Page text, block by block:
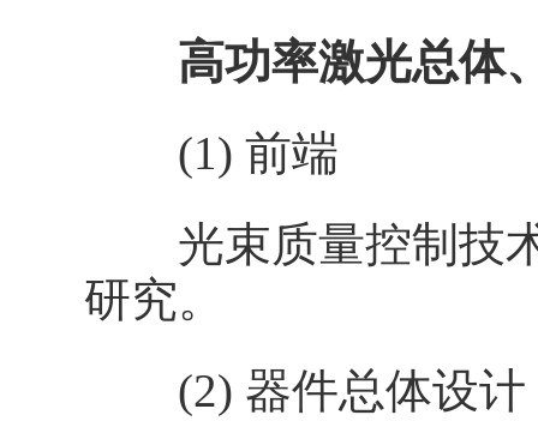
高功率激光总体
(1) 前端
光束质量控制技术
研究。
(2) 器件总体设计